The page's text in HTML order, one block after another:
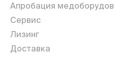
Апробация
Сервис
Лизинг
Доставка